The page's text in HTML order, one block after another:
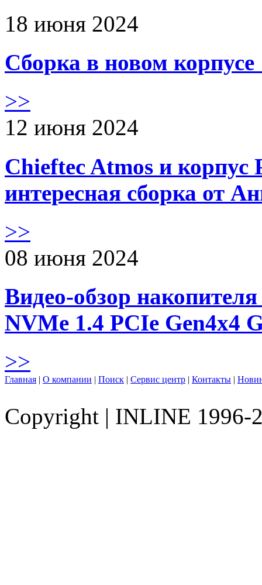
18 июня 2024
Сборка в новом
>>
12 июня 2024
Chieftec Atmos и корпус
интересная сборка от
>>
08 июня 2024
Видео-обзор
NVMe 1.4 PCIe Gen4х4
>>
Главная | О компании | Поиск | Сервис центр | Контакты |
Copyright | INLINE 1996-